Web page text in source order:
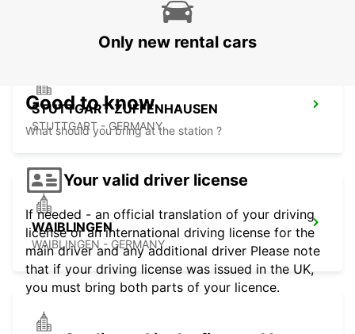
NUERTINGEN - GERMANY
STUTTGART ZUFFENHAUSEN
STUTTGART - GERMANY
WAIBLINGEN
WAIBLINGEN - GERMANY
Only new rental cars
Good to know
What should you bring at the station ?
Your valid driver license
If needed - an official translation of your driving
license or an international driving license for the
main driver and any additional driver Please note
that if your driving license was issued in the UK,
you must bring both parts of your licence.